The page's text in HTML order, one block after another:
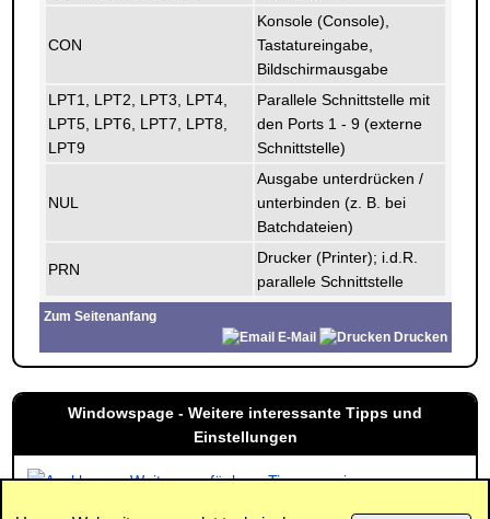
CON
Konsole (Console),
Tastatureingabe,
Bildschirmausgabe
LPT1, LPT2, LPT3, LPT4,
LPT5, LPT6, LPT7, LPT8,
LPT9
Parallele Schnittstelle mit
den Ports 1 - 9 (externe
Schnittstelle)
NUL
Ausgabe unterdrücken /
unterbinden (z. B. bei
Batchdateien)
PRN
Drucker (Printer); i.d.R.
parallele Schnittstelle
Zum Seitenanfang
E-Mail
Drucken
Windowspage - Weitere interessante Tipps und
Einstellungen
Weitere verfügbare Tipps anzeigen